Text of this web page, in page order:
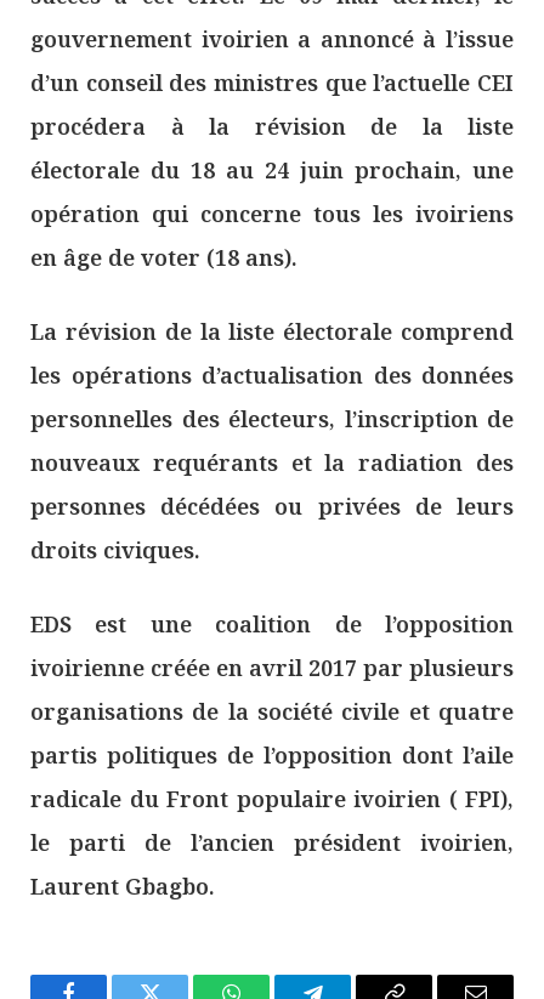
gouvernement ivoirien a annoncé à l’issue
d’un conseil des ministres que l’actuelle CEI
procédera à la révision de la liste
électorale du 18 au 24 juin prochain, une
opération qui concerne tous les ivoiriens
en âge de voter (18 ans).
La révision de la liste électorale comprend
les opérations d’actualisation des données
personnelles des électeurs, l’inscription de
nouveaux requérants et la radiation des
personnes décédées ou privées de leurs
droits civiques.
EDS est une coalition de l’opposition
ivoirienne créée en avril 2017 par plusieurs
organisations de la société civile et quatre
partis politiques de l’opposition dont l’aile
radicale du Front populaire ivoirien ( FPI),
le parti de l’ancien président ivoirien,
Laurent Gbagbo.